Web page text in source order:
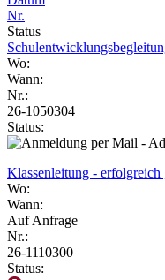
Nr.
Status
Wo:
Wann:
Nr.:
26-1050304
Status:
Klassenleitung - erfolgreich
Wo:
Wann:
Auf Anfrage
Nr.:
26-1110300
Status: